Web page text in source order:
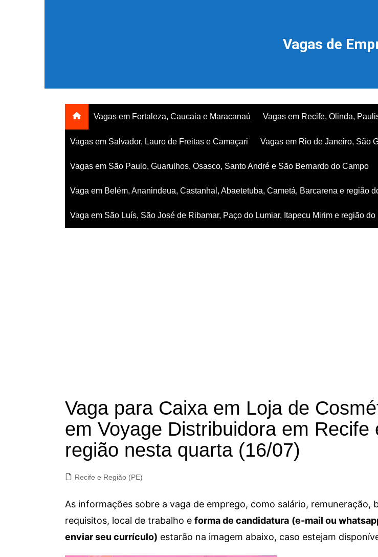
Vagas de
Vagas em Fortaleza, Caucaia e Maracanaú Vagas em Recife, Olinda,
Vagas em Salvador, Lauro de Freitas e Camaçari Vagas em Rio de Janeiro, São
Vagas em São Paulo, Guarulhos, Osasco, Santo André e São Bernardo do Campo
Vaga em Belém, Ananindeua, Castanhal, Abaetetuba, Cametá, Barcarena e região
Vaga em São Luís, São José de Ribamar, Paço do Lumiar, Itapecu Mirim e região
Vaga para Caixa em Loja de
em Voyage Distribuidora em Recife
região nesta quarta (16/07)
Recife e Região (PE)
As informações sobre a vaga de emprego, como salário, remuneração,
requisitos, local de trabalho e forma de candidatura (e-mail ou
enviar seu currículo) estarão na imagem abaixo, caso estejam